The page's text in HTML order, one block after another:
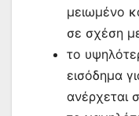
μειωμένο
σε σχέση
το
εισόδημα
ανέρχεται